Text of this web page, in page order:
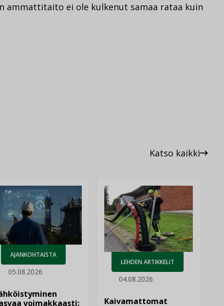
ammattitaito ei ole kulkenut samaa rataa kuin
Katso kaikki
AJANKOHTAISTA
05.08.2026
voimakkaasti:
LEHDEN ARTIKKELIT
04.08.2026
Kaivamattomat